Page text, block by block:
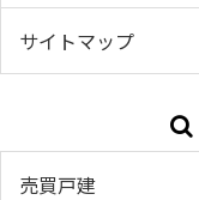
サイトマップ
売買戸建